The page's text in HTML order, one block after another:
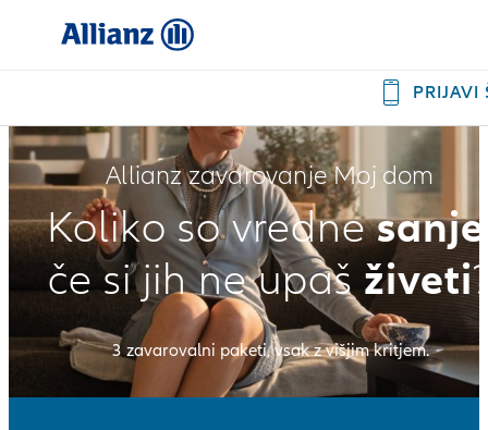
PRIJAVI
Allianz zavarovanje Moj dom
Koliko so vrednesanje
če si jih ne upašživeti
3 zavarovalni paketi, vsak z višjim kritjem.